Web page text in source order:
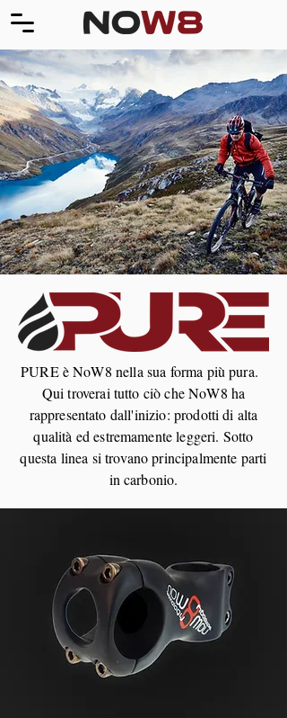
PURE è NoW8 nella sua forma più pura.
Qui troverai tutto ciò che NoW8 ha
rappresentato dall'inizio: prodotti di alta
qualità ed estremamente leggeri. Sotto
questa linea si trovano principalmente parti
in carbonio.